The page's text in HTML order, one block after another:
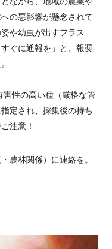
の悪影響が懸念されて
や幼虫が出すフラス
ぐに通報を」と、報奨
性の高い種（厳格な管
定され、採集後の持ち
注意！
農林関係）に連絡を。